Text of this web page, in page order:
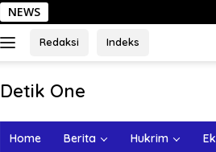
NEWS Sehari di
Redaksi Indeks
Detik One
Ungkap
Home Berita Hukrim